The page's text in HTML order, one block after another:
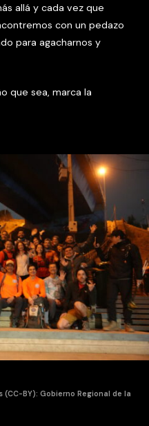
allá y cada vez que
con un pedazo
para agacharnos y
que sea, marca la
BY): Gobierno Regional de la